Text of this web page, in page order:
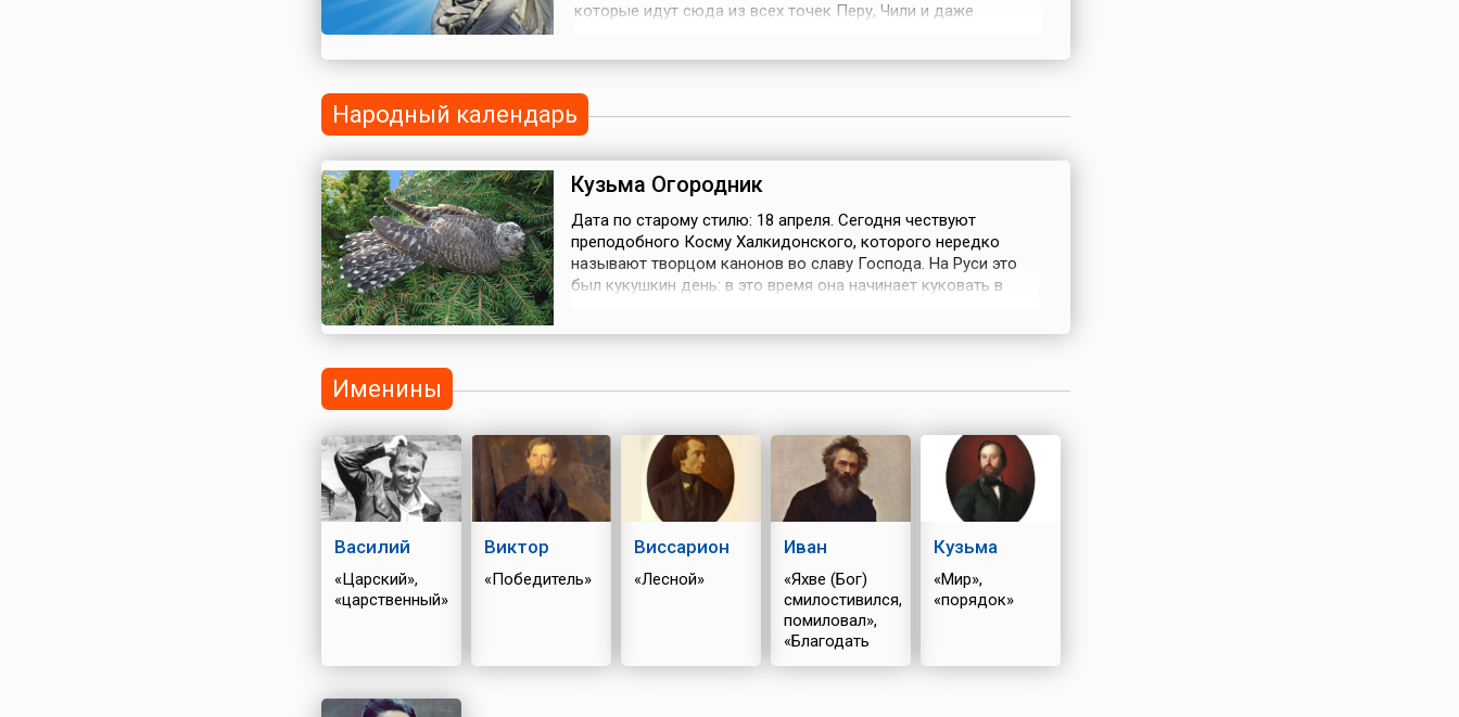
которые идут сюда из всех точек Перу, Чили и даже
священник Хуан д...
Народный календарь
Кузьма Огородник
Дата по старому стилю: 18 апреля. Сегодня чествуют
преподобного Косму Халкидонского, которого нередко
называют творцом канонов во славу Господа. На Руси это
был кукушкин день: в это время она начинает куковать в
Именины
Василий
«Царский»,
«царственный»
Виктор
«Победитель»
Виссарион
«Лесной»
Иван
«Яхве (Бог)
смилостивился,
помиловал»,
«Благодать
Божия»
Кузьма
«Мир»,
«порядок»